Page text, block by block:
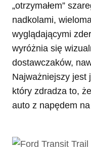
„otrzymałem”
nadkolami,
wyglądającymi
wyróżnia się
dostawczaków,
Najważniejszy jest
który zdradza to,
auto z napędem na